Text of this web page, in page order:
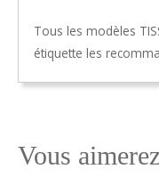
Tous les modèles
étiquette les
Vous